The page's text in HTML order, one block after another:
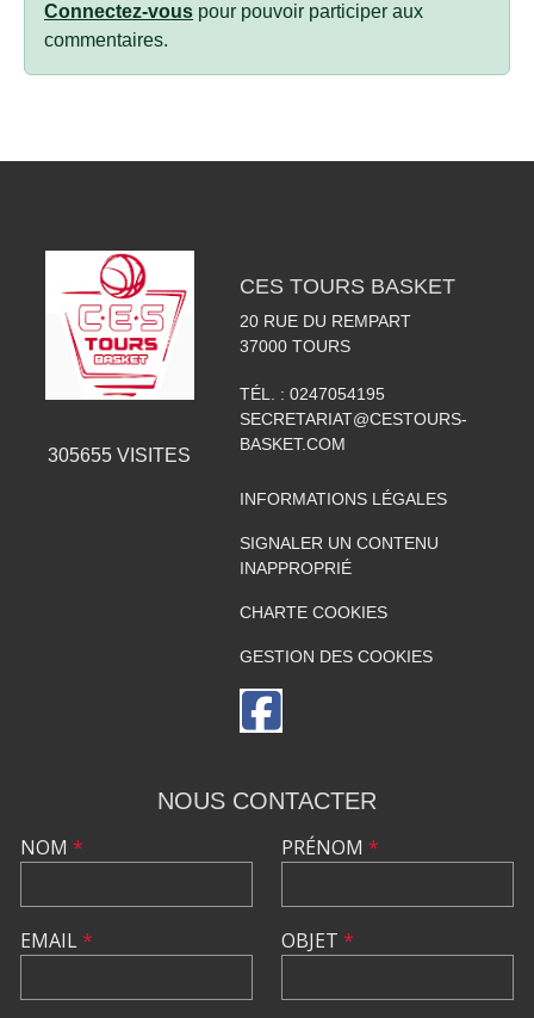
Connectez-vous pour pouvoir participer aux
commentaires.
305655 VISITES
CES TOURS BASKET
20 RUE DU REMPART
37000 TOURS
TÉL. : 0247054195
SECRETARIAT@CESTOURS-
BASKET.COM
INFORMATIONS LÉGALES
SIGNALER UN CONTENU
INAPPROPRIÉ
CHARTE COOKIES
GESTION DES COOKIES
NOUS CONTACTER
NOM *
EMAIL*
PRÉNOM *
OBJET *